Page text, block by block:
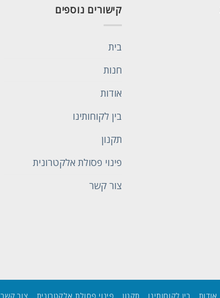
קישורים נוספים
בית
חנות
אודות
בין לקוחותינו
תקנון
פינוי פסולת אלקטרונית
צור קשר
אודות בין לקוחותינו תקנון פינוי פסולת אלקטרונית צור קשר